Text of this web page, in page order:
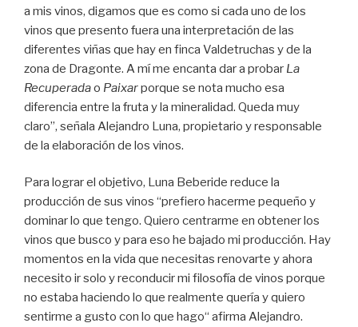
a mis vinos, digamos que es como si cada uno de los
vinos que presento fuera una interpretación de las
diferentes viñas que hay en finca Valdetruchas y de la
zona de Dragonte. A mí me encanta dar a probar La
Recuperadao Paixarporque se nota mucho esa
diferencia entre la fruta y la mineralidad. Queda muy
claro”, señala Alejandro Luna, propietario y responsable
de la elaboración de los vinos.
Para lograr el objetivo, Luna Beberide reduce la
producción de sus vinos “prefiero hacerme pequeño y
dominar lo que tengo. Quiero centrarme en obtener los
vinos que busco y para eso he bajado mi producción. Hay
momentos en la vida que necesitas renovarte y ahora
necesito ir solo y reconducir mi filosofía de vinos porque
no estaba haciendo lo que realmente quería y quiero
sentirme a gusto con lo que hago“ afirma Alejandro.